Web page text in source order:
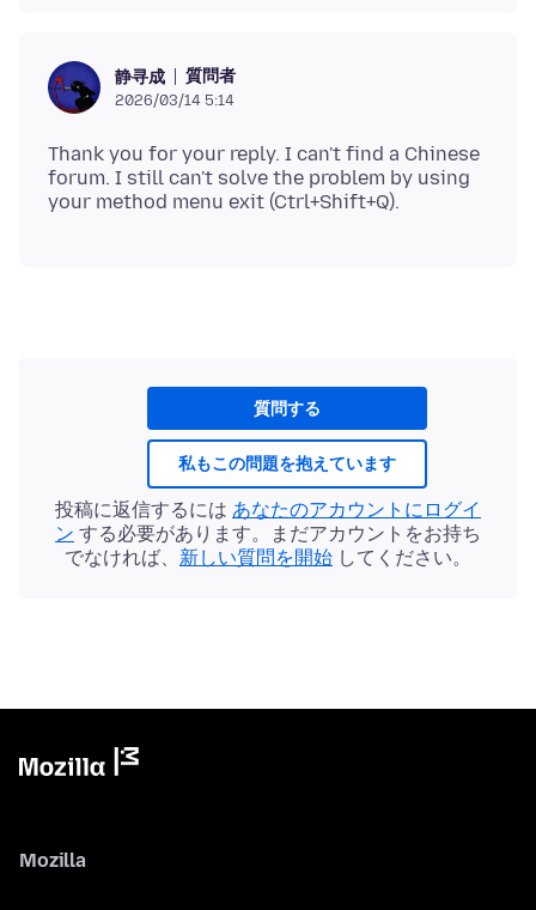
静寻成 質問者
2026/03/14 5:14
Thank you for your reply. I can't find a Chinese
forum. I still can't solve the problem by using
質問する
私もこの問題を抱えています
投稿に返信するには あなたのアカウントにログイ
ン する必要があります。まだアカウントをお持ち
でなければ、 新しい質問を開始 してください。
Mozilla